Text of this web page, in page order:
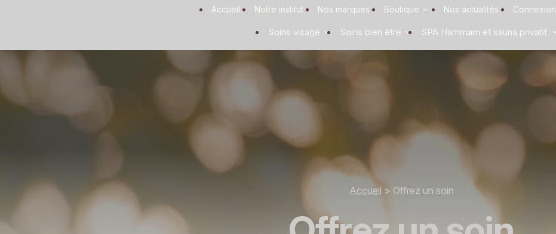
Accueil Notre institut Nos marques Boutique Nos actualités Connexion
Soins visage Soins bien être SPA Hammam et sauna privatif
Accueil> Offrez un soin